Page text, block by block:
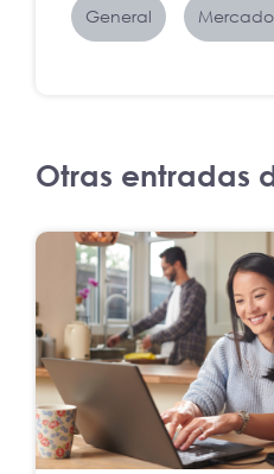
General
Otras entradas